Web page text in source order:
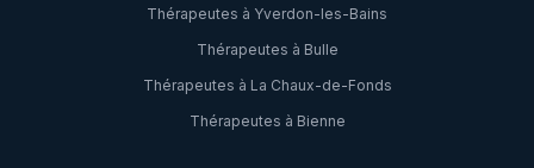
Thérapeutes à Yverdon-les-Bains
Thérapeutes à Bulle
Thérapeutes à La Chaux-de-Fonds
Thérapeutes à Bienne